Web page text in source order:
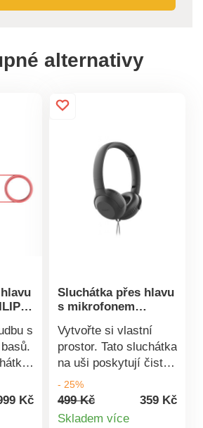
alternativy
s
jsou
Kč
Sluchátka přes hlavu
s mikrofonem
Vytvořte si vlastní
prostor. Tato sluchátka
na uši poskytují čistý
zvuk a důrazné basy.
Oblouk je tak lehký,
že ho sotva ucítíte.
- 25%
499 Kč
359 Kč
Skladem více